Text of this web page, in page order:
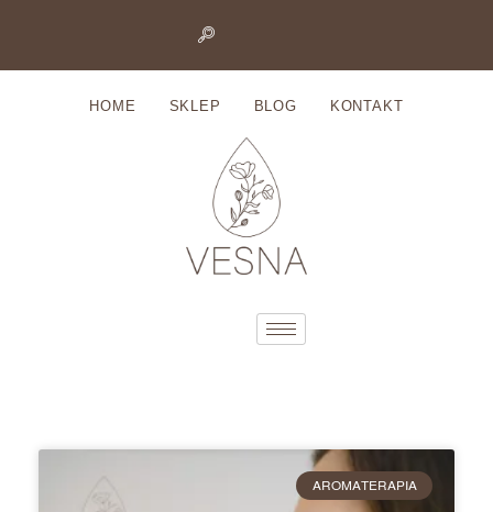
HOME SKLEP BLOG KONTAKT
AROMATERAPIA